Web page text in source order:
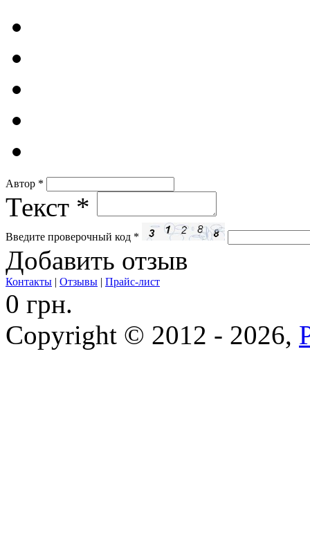
Автор *
Текст *
Введите проверочный код *
Добавить отзыв
Контакты | Отзывы | Прайс-лист
0 грн.
Copyright © 2012 - 2026,